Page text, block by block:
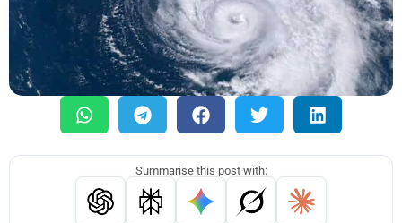
Summarise this post with: